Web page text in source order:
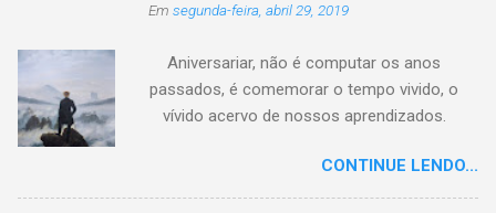
creditado a outros nomes, ajude-nos a
compartilhando o crédito correto.
Em segunda-feira, abril 29, 2019
Aniversariar, não é computar os anos
passados, é comemorar o tempo vivido, o
vívido acervo de nossos aprendizados.
existir. Há quem simplesmente assista o tempo
e a vida passarem. Mas, há também quem
CONTINUE LENDO...